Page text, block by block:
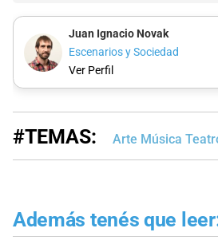
Juan Ignacio Novak
Escenarios y Sociedad
Ver Perfil
#TEMAS: Arte Música
Además tenés que